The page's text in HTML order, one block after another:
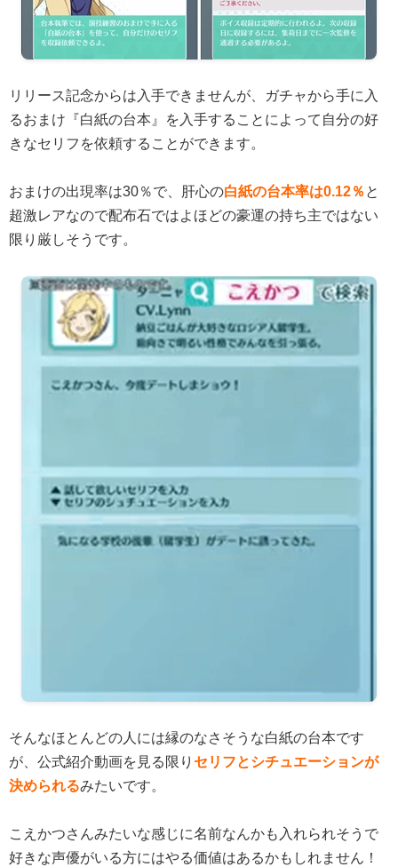
リリース記念からは入手できませんが、ガチャから手に入
るおまけ『白紙の台本』を入手することによって自分の好
きなセリフを依頼することができます。
おまけの出現率は30％で、肝心の白紙の台本率は0.12％ と
超激レアなので配布石ではよほどの豪運の持ち主ではない
限り厳しそうです。
そんなほとんどの人には縁のなさそうな白紙の台本です
が、公式紹介動画を見る限り セリフとシチュエーションが
決められるみたいです。
こえかつさんみたいな感じに名前なんかも入れられそうで
好きな声優がいる方にはやる価値はあるかもしれません！